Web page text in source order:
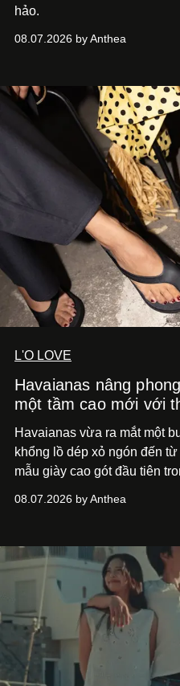
hảo.
08.07.2026 by Anthea
L'O LOVE
Havaianas nâng
một tầm cao mới với
Havaianas vừa ra mắt một
khổng lồ dép xỏ ngón đến
mẫu giày cao gót đầu tiên
08.07.2026 by Anthea